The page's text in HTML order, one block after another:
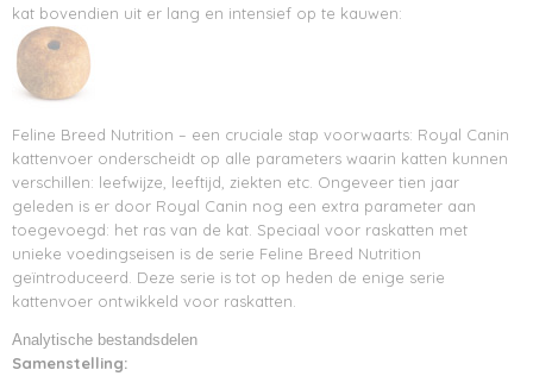
kat bovendien uit er lang en intensief op te kauwen:
Feline Breed Nutrition – een cruciale stap voorwaarts: Royal Canin
kattenvoer onderscheidt op alle parameters waarin katten kunnen
verschillen: leefwijze, leeftijd, ziekten etc. Ongeveer tien jaar
geleden is er door Royal Canin nog een extra parameter aan
toegevoegd: het ras van de kat. Speciaal voor raskatten met
unieke voedingseisen is de serie Feline Breed Nutrition
geïntroduceerd. Deze serie is tot op heden de enige serie
kattenvoer ontwikkeld voor raskatten.
Analytische bestandsdelen
Samenstelling: